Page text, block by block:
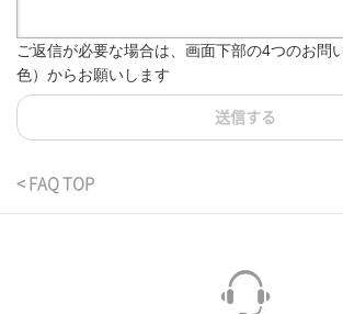
ご返信が必要な場合は、画面下部の4つのお問
色）からお願いします
送信する
< FAQ TOP